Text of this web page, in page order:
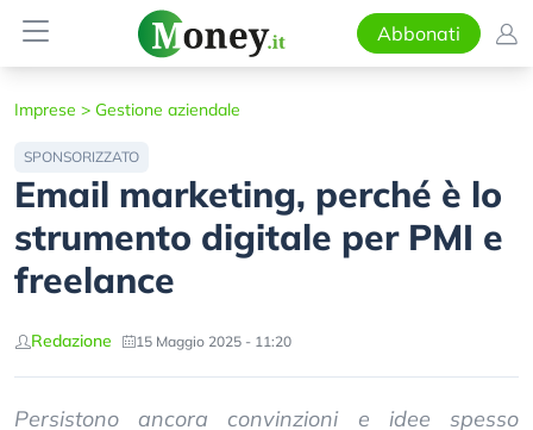
Abbonati
Imprese > Gestione aziendale
SPONSORIZZATO
Email marketing, perché è lo
strumento digitale per PMI e
freelance
Redazione 15 Maggio 2025 - 11:20
Persistono ancora convinzioni e idee spesso